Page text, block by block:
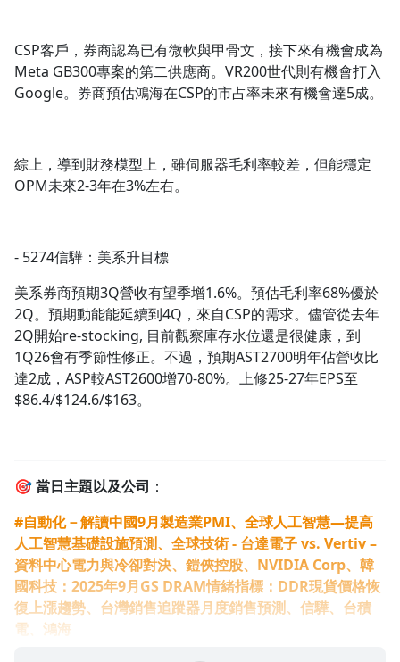
CSP客戶，券商認為已有微軟與甲骨文，接下來有機會成為
Meta GB300專案的第二供應商。VR200世代則有機會打入
Google。券商預估鴻海在CSP的市占率未來有機會達5成。
綜上，導到財務模型上，雖伺服器毛利率較差，但能穩定
OPM未來2-3年在3%左右。
- 5274信驊：美系升目標
美系券商預期3Q營收有望季增1.6%。預估毛利率68%優於
2Q。預期動能能延續到4Q，來自CSP的需求。儘管從去年
2Q開始re-stocking, 目前觀察庫存水位還是很健康，到
1Q26會有季節性修正。不過，預期AST2700明年佔營收比
達2成，ASP較AST2600增70-80%。上修25-27年EPS至
$86.4/$124.6/$163。
🎯當日主題以及公司 ：
#自動化－解讀中國9月製造業PMI、全球人工智慧—提高
人工智慧基礎設施預測、全球技術 - 台達電子 vs. Vertiv –
資料中心電力與冷卻對決、鎧俠控股、NVIDIA Corp、韓
國科技：2025年9月GS DRAM情緒指標：DDR現貨價格恢
復上漲趨勢、台灣銷售追蹤器月度銷售預測、信驊、台積
電、鴻海
沒有待播放的清單
去逛逛